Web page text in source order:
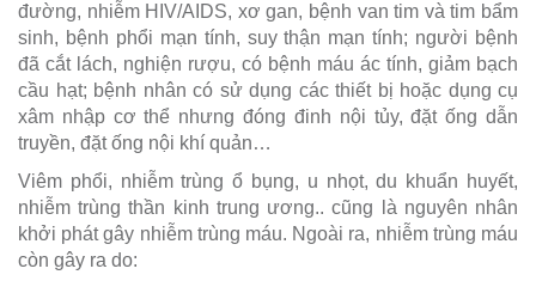
đường, nhiễm HIV/AIDS, xơ gan, bệnh van tim và tim bẩm
sinh, bệnh phổi mạn tính, suy thận mạn tính; người bệnh
đã cắt lách, nghiện rượu, có bệnh máu ác tính, giảm bạch
cầu hạt; bệnh nhân có sử dụng các thiết bị hoặc dụng cụ
xâm nhập cơ thể nhưng đóng đinh nội tủy, đặt ống dẫn
truyền, đặt ống nội khí quản…
Viêm phổi, nhiễm trùng ổ bụng, u nhọt, du khuẩn huyết,
nhiễm trùng thần kinh trung ương.. cũng là nguyên nhân
khởi phát gây nhiễm trùng máu. Ngoài ra, nhiễm trùng máu
còn gây ra do: